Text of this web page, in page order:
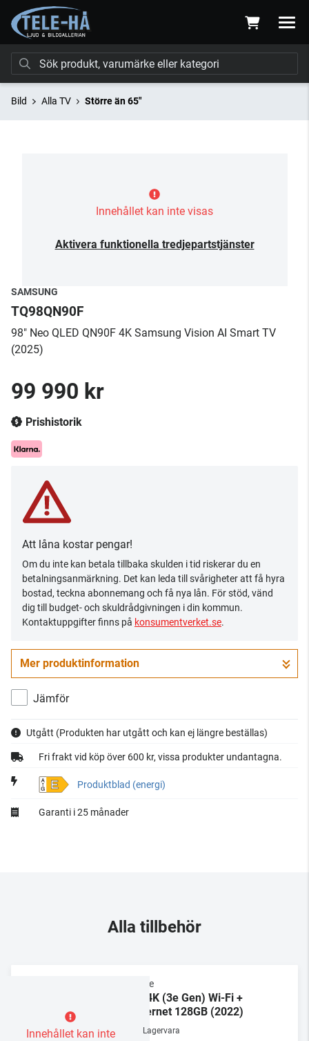
Bild Alla TV Större än 65"
Innehållet kan inte visas
Aktivera funktionella tredjepartstjänster
SAMSUNG
TQ98QN90F
98" Neo QLED QN90F 4K Samsung Vision AI Smart TV
(2025)
99 990 kr
Prishistorik
Att låna kostar pengar!
Om du inte kan betala tillbaka skulden i tid riskerar du en
betalningsanmärkning. Det kan leda till svårigheter att få hyra
bostad, teckna abonnemang och få nya lån. För stöd, vänd
dig till budget- och skuldrådgivningen i din kommun.
Kontaktuppgifter finns på konsumentverket.se.
Mer produktinformation
Jämför
Utgått (Produkten har utgått och kan ej längre beställas)
Fri frakt vid köp över 600 kr, vissa produkter undantagna.
E Produktblad (energi)
Garanti i 25 månader
Alla tillbehör
Innehållet kan inte
Apple
TV 4K (3e Gen) Wi-Fi +
Ethernet 128GB (2022)
Lagervara